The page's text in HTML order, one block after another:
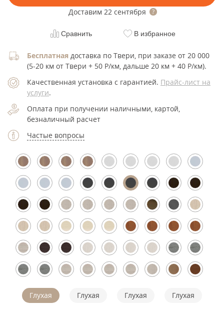
Доставим 22 сентября
Сравнить В избранное
Бесплатная доставка по Твери, при заказе от 20 000
(5-20 км от Твери + 50 Р/км, дальше 20 км + 40 Р/км).
Качественная установка с гарантией. Прайс-лист на
услуги.
Оплата при получении наличными, картой,
безналичный расчет
Частые вопросы
Глухая Глухая Глухая Глухая